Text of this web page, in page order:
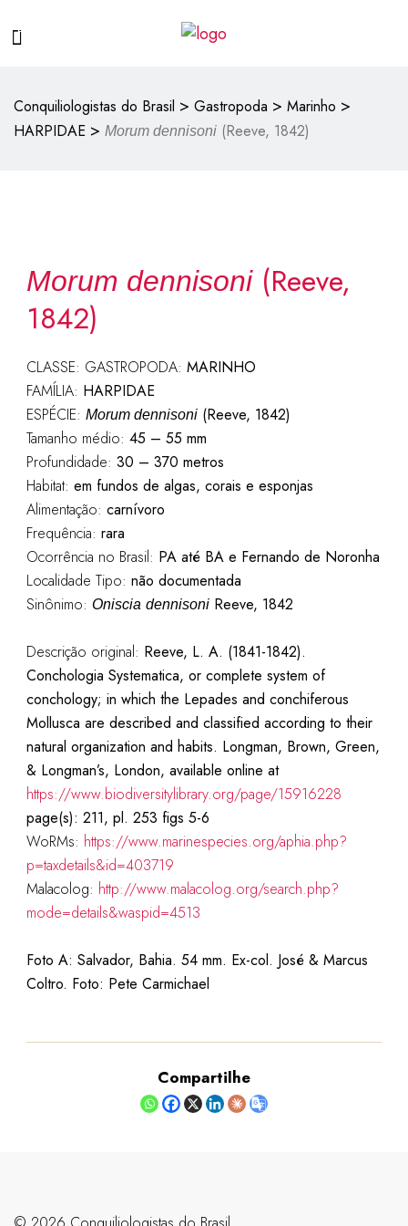
Conquiliologistas do Brasil > Gastropoda > Marinho >
HARPIDAE > Morum dennisoni (Reeve, 1842)
Morum dennisoni(Reeve,
1842)
CLASSE: GASTROPODA: MARINHO
FAMÍLIA: HARPIDAE
ESPÉCIE: Morum dennisoni(Reeve, 1842)
Tamanho médio: 45 – 55 mm
Profundidade: 30 – 370 metros
Habitat: em fundos de algas, corais e esponjas
Alimentação: carnívoro
Frequência: rara
Ocorrência no Brasil: PA até BA e Fernando de Noronha
Localidade Tipo: não documentada
Sinônimo: Oniscia dennisoniReeve, 1842
Descrição original: Reeve, L. A. (1841-1842).
Conchologia Systematica, or complete system of
conchology; in which the Lepades and conchiferous
Mollusca are described and classified according to their
natural organization and habits. Longman, Brown, Green,
& Longman’s, London, available online at
https://www.biodiversitylibrary.org/page/15916228
page(s): 211, pl. 253 figs 5-6
WoRMs: https://www.marinespecies.org/aphia.php?
p=taxdetails&id=403719
Malacolog: http://www.malacolog.org/search.php?
mode=details&waspid=4513
Foto A: Salvador, Bahia. 54 mm. Ex-col. José & Marcus
Coltro. Foto: Pete Carmichael
Compartilhe